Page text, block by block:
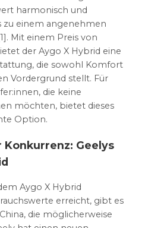
harmonisch und
zu einem angenehmen
Mit einem Preis von
der Aygo X Hybrid eine
die sowohl Komfort
Vordergrund stellt. Für
die keine
möchten, bietet dieses
Option.
Geelys
Aygo X Hybrid
erreicht, gibt es
die möglicherweise